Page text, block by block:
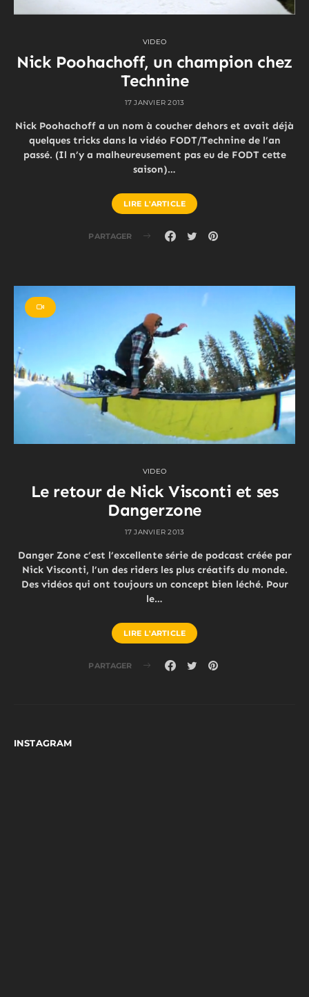
VIDEO
Nick Poohachoff, un champion chez
Technine
17 JANVIER 2013
Nick Poohachoff a un nom à coucher dehors et avait déjà
quelques tricks dans la vidéo FODT/Technine de l’an
passé. (Il n’y a malheureusement pas eu de FODT cette
saison)…
LIRE L'ARTICLE
PARTAGER
VIDEO
Le retour de Nick Visconti et ses
Dangerzone
17 JANVIER 2013
Danger Zone c’est l’excellente série de podcast créée par
Nick Visconti, l’un des riders les plus créatifs du monde.
Des vidéos qui ont toujours un concept bien léché. Pour
le…
LIRE L'ARTICLE
PARTAGER
INSTAGRAM